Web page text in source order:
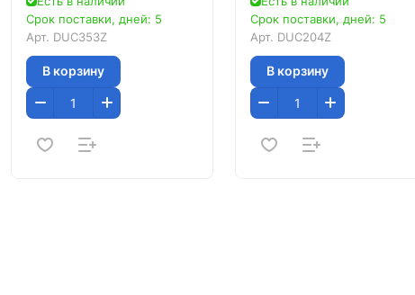
тормоз
Срок поставки, дней: 5
Арт. DUC353Z
В корзину
и ЗУ, Li-Ion)
Срок поставки, дней: 5
Арт. DUC204Z
В корзину